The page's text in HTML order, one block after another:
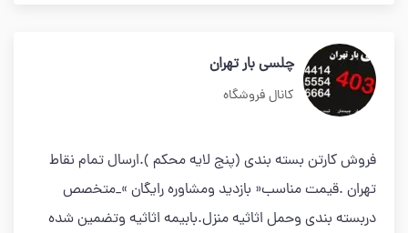
چلسی بار تهران
کانال فروشگاه
فروش کارتن بسته بندی (پنج لایه محکم ).ارسال تمام نقاط
تهران .قیمت مناسب« بازدید ومشاوره رایگان »_متخصص
دربسته بندی وحمل اثاثیه منزل.بابیمه اثاثیه وتضمین شده